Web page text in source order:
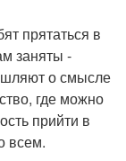
прятаться в
заняты -
о смысле
где можно
прийти в
всем.